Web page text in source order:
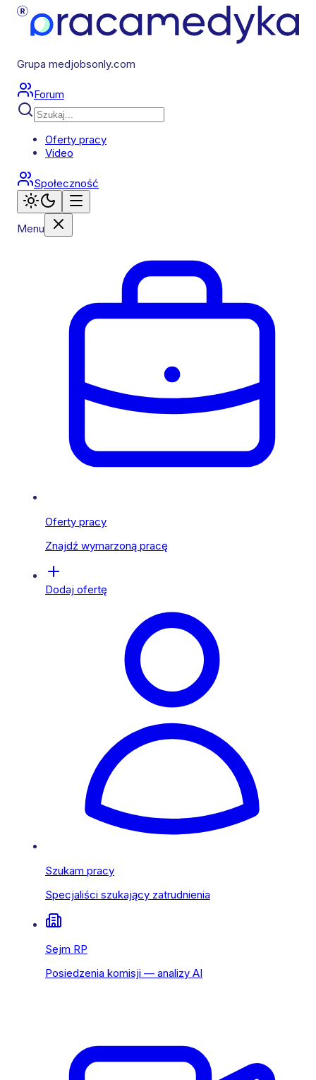
Grupa medjobsonly.com
Forum
Oferty pracy
Video
Społeczność
Menu
Oferty pracy
Znajdź wymarzoną pracę
Dodaj ofertę
Szukam pracy
Specjaliści szukający zatrudnienia
Sejm RP
Posiedzenia komisji — analizy AI